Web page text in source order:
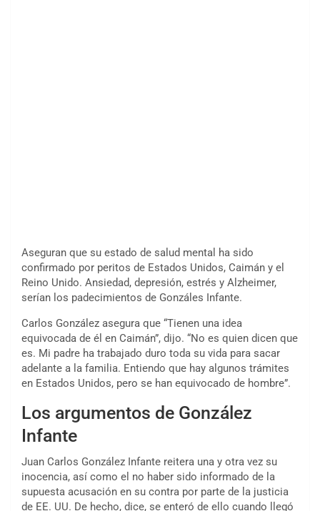
Aseguran que su estado de salud mental ha sido
confirmado por peritos de Estados Unidos, Caimán y el
Reino Unido. Ansiedad, depresión, estrés y Alzheimer,
serían los padecimientos de Gonzáles Infante.
Carlos González asegura que “Tienen una idea
equivocada de él en Caimán”, dijo. “No es quien dicen que
es. Mi padre ha trabajado duro toda su vida para sacar
adelante a la familia. Entiendo que hay algunos trámites
en Estados Unidos, pero se han equivocado de hombre”.
Los argumentos de González
Infante
Juan Carlos González Infante reitera una y otra vez su
inocencia, así como el no haber sido informado de la
supuesta acusación en su contra por parte de la justicia
de EE. UU. De hecho, dice, se enteró de ello cuando llegó